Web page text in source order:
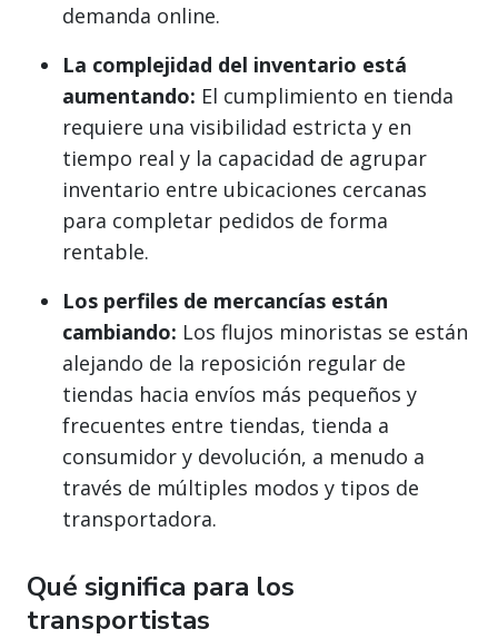
demanda online.
La complejidad del inventario está
aumentando: El cumplimiento en tienda
requiere una visibilidad estricta y en
tiempo real y la capacidad de agrupar
inventario entre ubicaciones cercanas
para completar pedidos de forma
rentable.
Los perfiles de mercancías están
cambiando: Los flujos minoristas se están
alejando de la reposición regular de
tiendas hacia envíos más pequeños y
frecuentes entre tiendas, tienda a
consumidor y devolución, a menudo a
través de múltiples modos y tipos de
transportadora.
Qué significa para los
transportistas